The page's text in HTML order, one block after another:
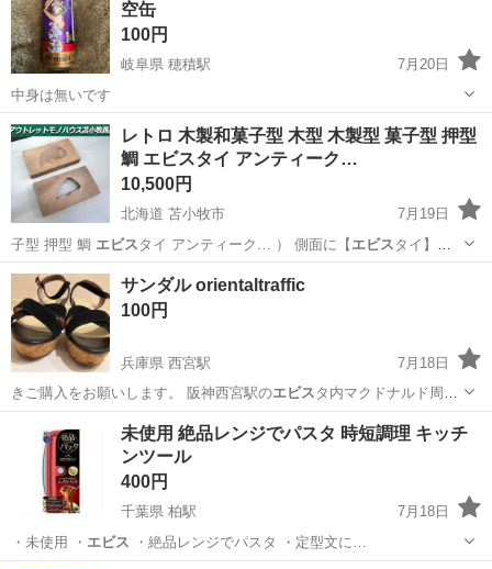
空缶
100円
岐阜県 穂積駅
7月20日
中身は無いです
岐阜 瑞穂市 穂積駅 その他
レトロ 木製和菓子型 木型 木製型 菓子型 押型
鯛 エビスタイ アンティーク…
10,500円
北海道 苫小牧市
7月19日
子型 押型 鯛 エビス タイ アンティーク… ） 側面に【 エビス タイ】の
記載があり…
北海道 苫小牧市 その他
サンダル orientaltraffic
100円
兵庫県 西宮駅
7月18日
きご購入をお願いします。 阪神西宮駅のエビス タ内マクドナルド周辺
まで受け取りに来て…西宮駅 靴
未使用 絶品レンジでパスタ 時短調理 キッチ
ンツール
400円
千葉県 柏駅
7月18日
・未使用 ・ エビス ・絶品レンジでパスタ ・定型文に…